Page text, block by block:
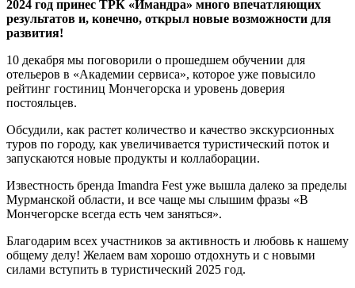
2024 год принес ТРК «Имандра» много впечатляющих
результатов и, конечно, открыл новые возможности для
развития!
10 декабря мы поговорили о прошедшем обучении для
отельеров в «Академии сервиса», которое уже повысило
рейтинг гостиниц Мончегорска и уровень доверия
постояльцев.
Обсудили, как растет количество и качество экскурсионных
туров по городу, как увеличивается туристический поток и
запускаются новые продукты и коллаборации.
Известность бренда Imandra Fest уже вышла далеко за пределы
Мурманской области, и все чаще мы слышим фразы «В
Мончегорске всегда есть чем заняться».
Благодарим всех участников за активность и любовь к нашему
общему делу! Желаем вам хорошо отдохнуть и с новыми
силами вступить в туристический 2025 год.